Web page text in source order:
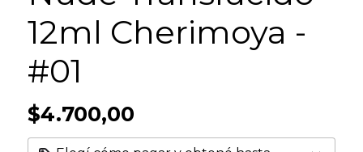
12ml Cherimoya -
#01
$4.700,00